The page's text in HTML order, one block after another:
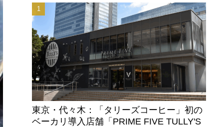
東京・代々木：「タリーズコーヒー」初の
ベーカリ導入店舗「PRIME FIVE TULLY'S